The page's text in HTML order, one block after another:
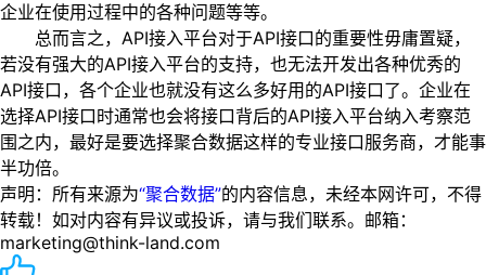
企业在使用过程中的各种问题等等。
总而言之，API接入平台对于API接口的重要性毋庸置疑，
若没有强大的API接入平台的支持，也无法开发出各种优秀的
API接口，各个企业也就没有这么多好用的API接口了。企业在
选择API接口时通常也会将接口背后的API接入平台纳入考察范
围之内，最好是要选择聚合数据这样的专业接口服务商，才能事
半功倍。
声明：所有来源为“聚合数据”的内容信息，未经本网许可，不得
转载！如对内容有异议或投诉，请与我们联系。邮箱：
marketing@think-land.com